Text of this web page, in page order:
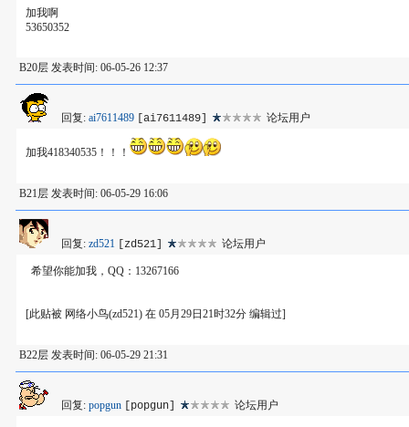
加我啊
53650352
B20层 发表时间: 06-05-26 12:37
回复: ai7611489 [ai7611489] 论坛用户
加我418340535！！！
B21层 发表时间: 06-05-29 16:06
回复: zd521 [zd521] 论坛用户
希望你能加我，QQ：13267166
[此贴被 网络小鸟(zd521) 在 05月29日21时32分 编辑过]
B22层 发表时间: 06-05-29 21:31
回复: popgun [popgun] 论坛用户